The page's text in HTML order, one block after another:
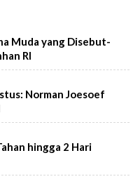
Muda yang Disebut-
RI
Norman Joesoef
hingga 2 Hari